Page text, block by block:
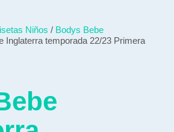
Niños / Bodys Bebe
Inglaterra temporada 22/23 Primera